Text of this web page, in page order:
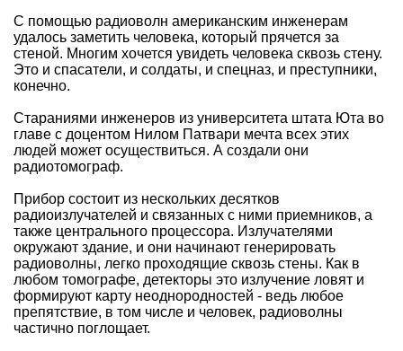
С помощью радиоволн американским инженерам
удалось заметить человека, который прячется за
стеной. Многим хочется увидеть человека сквозь стену.
Это и спасатели, и солдаты, и спецназ, и преступники,
конечно.
Стараниями инженеров из университета штата Юта во
главе с доцентом Нилом Патвари мечта всех этих
людей может осуществиться. А создали они
радиотомограф.
Прибор состоит из нескольких десятков
радиоизлучателей и связанных с ними приемников, а
также центрального процессора. Излучателями
окружают здание, и они начинают генерировать
радиоволны, легко проходящие сквозь стены. Как в
любом томографе, детекторы это излучение ловят и
формируют карту неоднородностей - ведь любое
препятствие, в том числе и человек, радиоволны
частично поглощает.